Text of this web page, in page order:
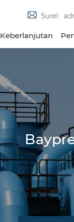
Surel :
Keberlanjutan